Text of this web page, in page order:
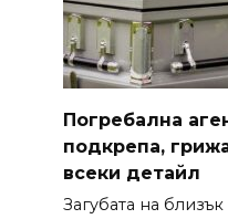
Погребална
подкрепа,
всеки детайл
Загубата на